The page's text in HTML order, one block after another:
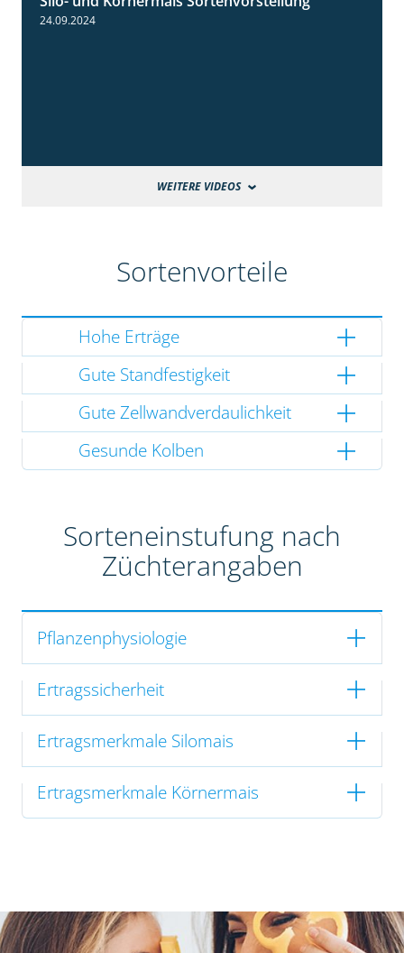
24.09.2024
WEITERE VIDEOS
Sortenvorteile
Hohe Erträge
Gute Standfestigkeit
Gute Zellwandverdaulichkeit
Gesunde Kolben
Sorteneinstufung nach
Züchterangaben
Pflanzenphysiologie
Ertragssicherheit
Ertragsmerkmale Silomais
Ertragsmerkmale Körnermais